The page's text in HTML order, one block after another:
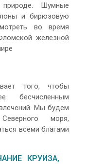
природе. Шумные
и бирюзовую
во время
железной
того, чтобы
бесчисленным
Мы будем
моря,
всеми благами
КРУИЗА,